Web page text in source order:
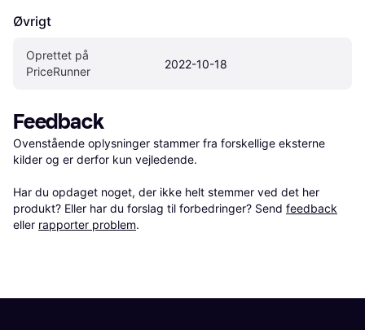
Øvrigt
Oprettet på
PriceRunner
2022-10-18
Feedback
Ovenstående oplysninger stammer fra forskellige eksterne
kilder og er derfor kun vejledende.
Har du opdaget noget, der ikke helt stemmer ved det her
produkt? Eller har du forslag til forbedringer? Send feedback
eller rapporter problem.